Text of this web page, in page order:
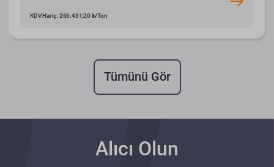
KDV Hariç: 266.431,20 ₺/Ton
Tümünü Gör
Alıcı Olun